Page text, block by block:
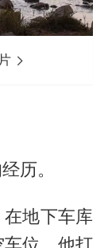
历。
地下车库
位，他打